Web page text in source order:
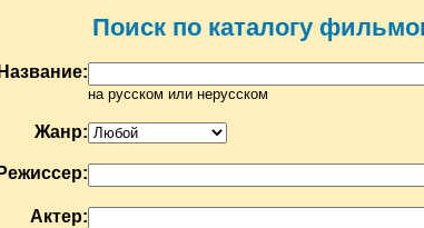
Поиск по каталогу
Название:
на русском или нерусском
Жанр:
Режиссер:
Актер: